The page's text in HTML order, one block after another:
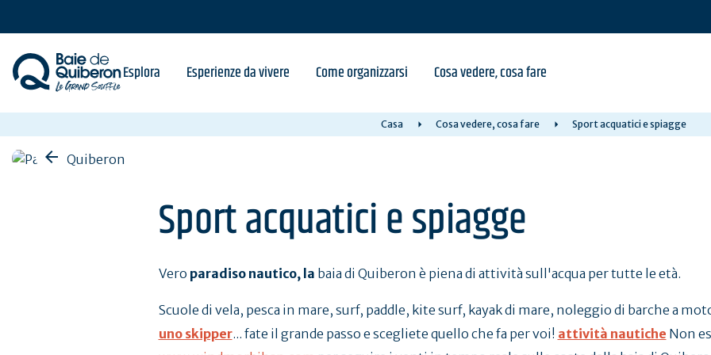
content
Esplora Esperienze da vivere Come organizzarsi Cosa vedere, cosa fare
Casa Cosa vedere, cosa fare Sport acquatici e spiagge
Sport acquatici e spiagge
Vero paradiso nautico, la baia di Quiberon è piena di attività sull'acqua per tutte le età.
Scuole di vela, pesca in mare, surf, paddle, kite surf, kayak di mare, noleggio di barche a
uno skipper... fate il grande passo e scegliete quello che fa per voi! attività nautiche Non